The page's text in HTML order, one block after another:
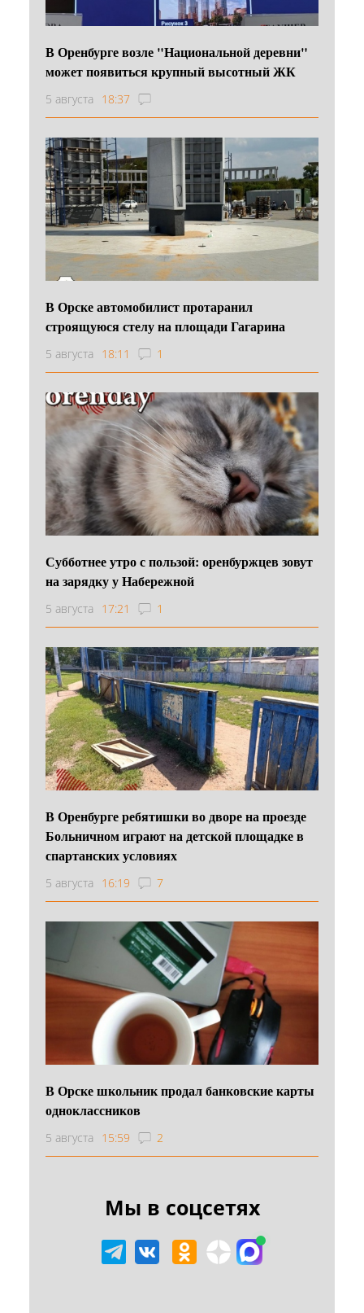
В Оренбурге возле "Национальной деревни"
может появиться крупный высотный ЖК
5 августа 18:37
В Орске автомобилист протаранил
строящуюся стелу на площади Гагарина
5 августа 18:11 1
Субботнее утро с пользой: оренбуржцев зовут
на зарядку у Набережной
5 августа 17:21 1
В Оренбурге ребятишки во дворе на проезде
Больничном играют на детской площадке в
спартанских условиях
5 августа 16:19 7
В Орске школьник продал банковские карты
одноклассников
5 августа 15:59 2
Мы в соцсетях